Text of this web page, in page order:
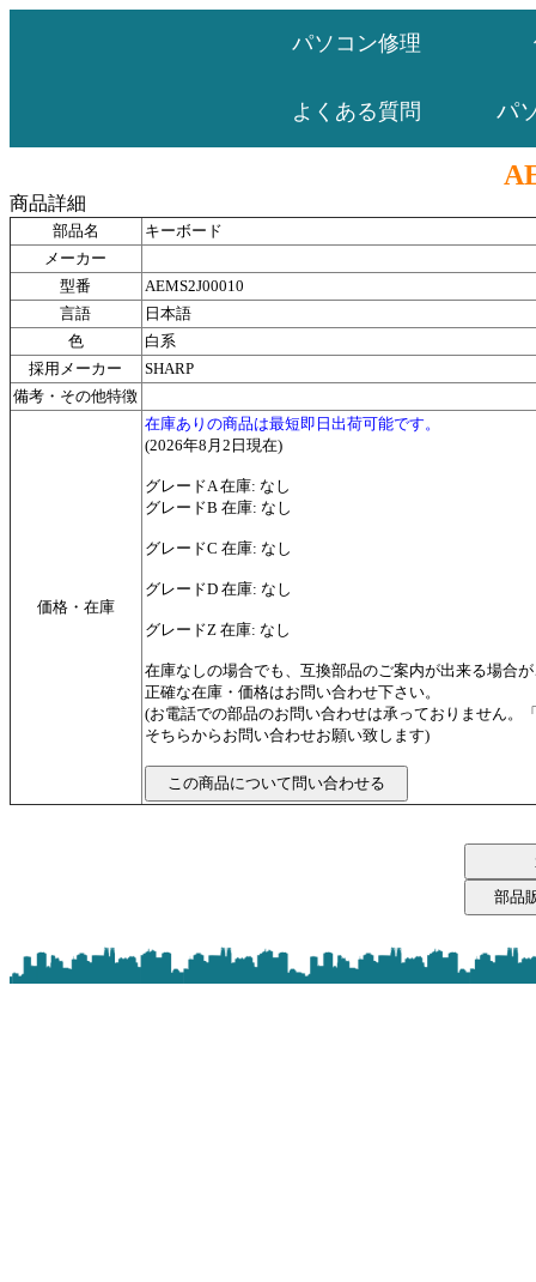
パソコン修理
よくある質問 パ
商品詳細
部品名
キーボード
メーカー
型番
AEMS2J00010
言語
日本語
色
白系
採用メーカー
SHARP
備考・その他特徴
価格・在庫
在庫ありの商品は最短即日出荷可能です。
(2026年8月2日現在)
グレードA 在庫: なし
グレードB 在庫: なし
グレードC 在庫: なし
グレードD 在庫: なし
グレードZ 在庫: なし
在庫なしの場合でも、互換部品のご案内が出来る場合
正確な在庫・価格はお問い合わせ下さい。
(お電話での部品のお問い合わせは承っておりません。
そちらからお問い合わせお願い致します)